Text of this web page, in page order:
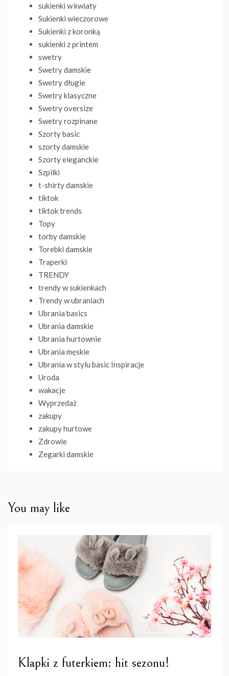
sukienki w kwiaty
Sukienki wieczorowe
Sukienki z koronką
sukienki z printem
swetry
Swetry damskie
Swetry długie
Swetry klasyczne
Swetry oversize
Swetry rozpinane
Szorty basic
szorty damskie
Szorty eleganckie
Szpilki
t-shirty damskie
tiktok
tiktok trends
Topy
torby damskie
Torebki damskie
Traperki
TRENDY
trendy w sukienkach
Trendy w ubraniach
Ubrania basics
Ubrania damskie
Ubrania hurtownie
Ubrania męskie
Ubrania w stylu basic Inspiracje
Uroda
wakacje
Wyprzedaż
zakupy
zakupy hurtowe
Zdrowie
Zegarki damskie
You may like
Klapki z futerkiem: hit sezonu!